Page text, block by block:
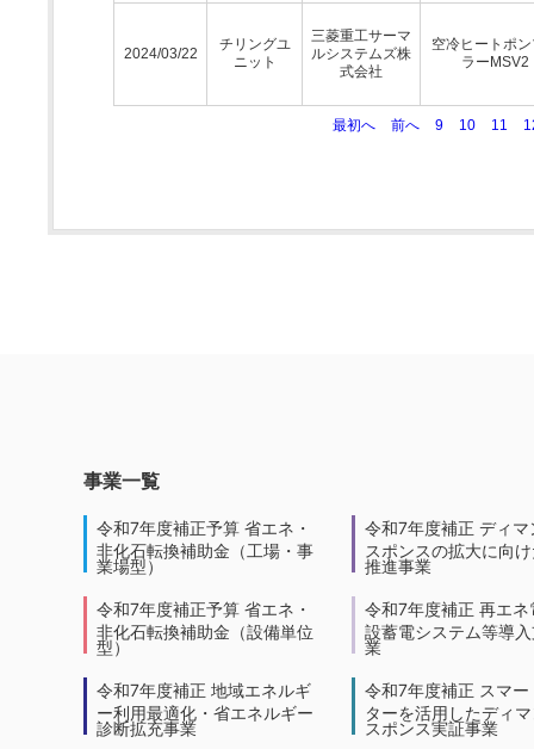
2024/03/22
チリングユ
ニット
三菱重工サーマ
ルシステムズ株
式会社
空冷ヒートポ
ラーMSV2
最初へ 前へ 9 10 11
事業一覧
令和7年度補正予算 省エネ・
非化石転換補助金（工場・事
業場型）
令和7年度補正予算 省エネ・
非化石転換補助金（設備単位
型）
令和7年度補正 地域エネルギ
ー利用最適化・省エネルギー
診断拡充事業
令和7年度補正 ディマ
スポンスの拡大に向
推進事業
令和7年度補正 再エネ
設蓄電システム等導
業
令和7年度補正 スマー
ターを活用したディ
スポンス実証事業